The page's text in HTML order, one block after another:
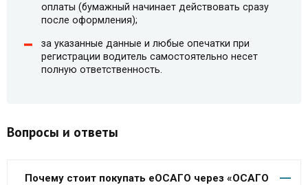
оплаты (бумажный начинает действовать сразу
после оформления);
за указанные данные и любые опечатки при
регистрации водитель самостоятельно несет
полную ответственность.
Вопросы и ответы
Почему стоит покупать еОСАГО через «ОСАГО